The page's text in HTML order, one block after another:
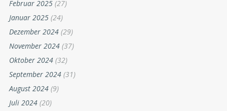
Februar 2025 (27)
Januar 2025 (24)
Dezember 2024 (29)
November 2024 (37)
Oktober 2024 (32)
September 2024 (31)
August 2024 (9)
Juli 2024 (20)